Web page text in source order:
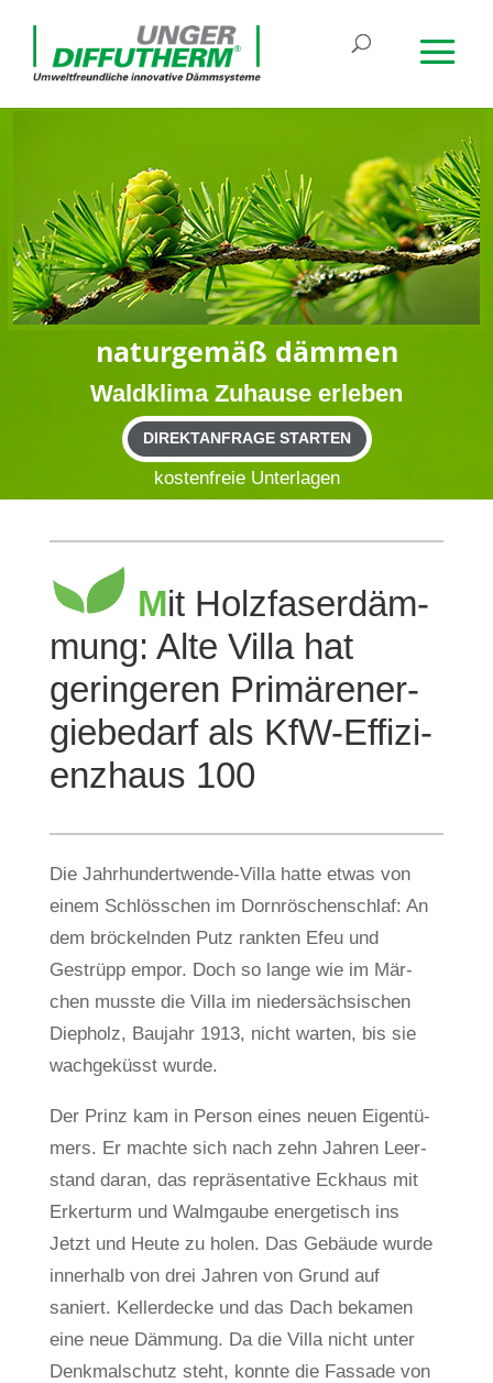
natur­gemäß dämmen
Wald­klima Zuhause erleben
DIREKTANFRAGE STARTEN
kos­ten­freie Unterlagen
Mit Holz­fa­ser­däm­
mung: Alte Villa hat
gerin­geren Pri­mär­ener­
gie­be­darf als KfW-Effi­zi­
enz­haus 100
Die Jahr­hun­dert­wende-Villa hatte etwas von
einem Schlöss­chen im Dorn­rös­chen­schlaf: An
dem brö­ckelnden Putz rankten Efeu und
Gestrüpp empor. Doch so lange wie im Mär­
chen musste die Villa im nie­der­säch­si­schen
Diep­holz, Bau­jahr 1913, nicht warten, bis sie
wach­ge­küsst wurde.
Der Prinz kam in Person eines neuen Eigen­tü­
mers. Er machte sich nach zehn Jahren Leer­
stand daran, das reprä­sen­ta­tive Eck­haus mit
Erker­turm und Walm­gaube ener­ge­tisch ins
Jetzt und Heute zu holen. Das Gebäude wurde
inner­halb von drei Jahren von Grund auf
saniert. Kel­ler­decke und das Dach bekamen
eine neue Däm­mung. Da die Villa nicht unter
Denk­mal­schutz steht, konnte die Fas­sade von